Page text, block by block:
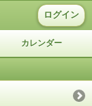
ログイン
カレンダー